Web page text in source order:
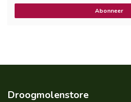
Abonneer
Droogmolenstore